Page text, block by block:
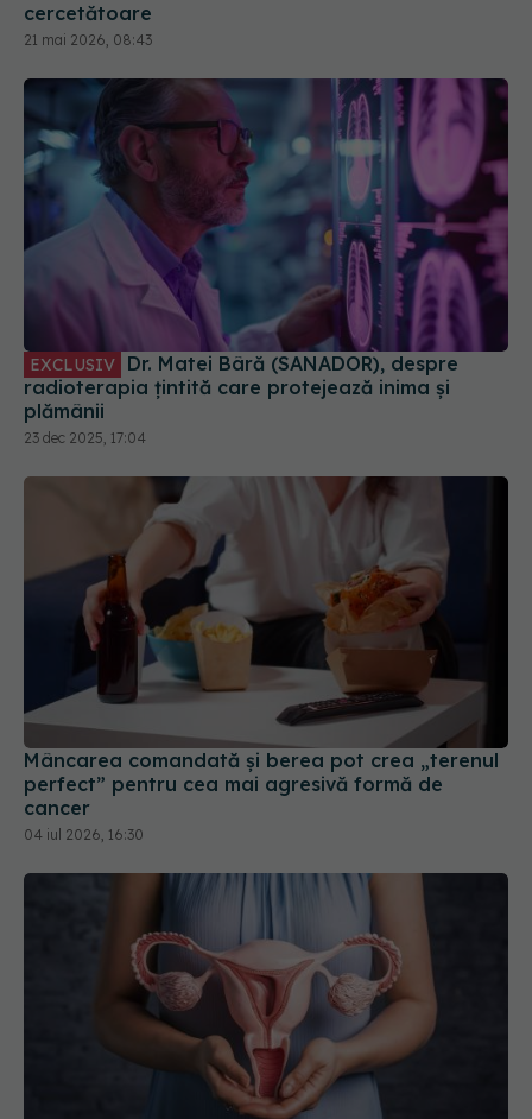
cercetătoare
21 mai 2026, 08:43
EXCLUSIV
radioterapia țintită care protejează inima și
plămânii
23 dec 2025, 17:04
Mâncarea comandată și berea pot crea „terenul
perfect” pentru cea mai agresivă formă de
cancer
04 iul 2026, 16:30